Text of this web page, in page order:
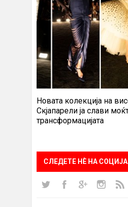
Новата колекција на
Скјапарели ја слави
трансформацијата
СЛЕДЕТЕ НÈ НА